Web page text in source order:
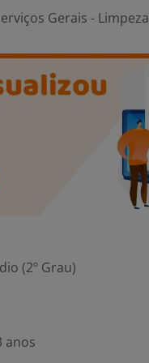
Gerais - Limpeza
(2º Grau)
anos